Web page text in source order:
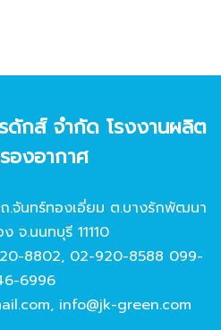
ดักส์ จํากัด โรงงานผลิต
องอากาศ
.จันทร์ทองเอี่ยม ต.บางรักพัฒนา
จ.นนทบุรี 11110
8802, 02-920-8588 099-
6996
, info@jk-green.com